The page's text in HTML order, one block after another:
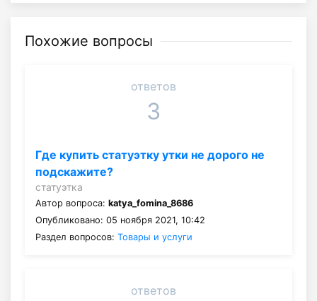
Похожие вопросы
ответов
3
Где купить статуэтку утки не дорого не
подскажите?
статуэтка
Автор вопроса: katya_fomina_8686
Опубликовано: 05 ноября 2021, 10:42
Раздел вопросов: Товары и услуги
ответов